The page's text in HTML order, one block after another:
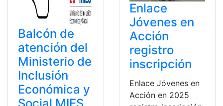
Balcón de
atención del
Ministerio de
Inclusión
Económica y
Social MIES
Enlace
Jóvenes en
Acción
registro
inscripción
Enlace Jóvenes en
Acción en 2025